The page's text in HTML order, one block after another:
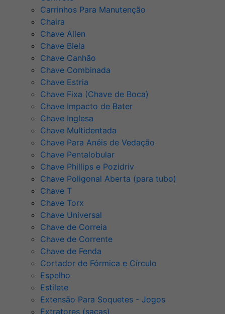
Carrinhos Para Manutenção
Chaira
Chave Allen
Chave Biela
Chave Canhão
Chave Combinada
Chave Estria
Chave Fixa (Chave de Boca)
Chave Impacto de Bater
Chave Inglesa
Chave Multidentada
Chave Para Anéis de Vedação
Chave Pentalobular
Chave Phillips e Pozidriv
Chave Poligonal Aberta (para tubo)
Chave T
Chave Torx
Chave Universal
Chave de Correia
Chave de Corrente
Chave de Fenda
Cortador de Fórmica e Círculo
Espelho
Estilete
Extensão Para Soquetes - Jogos
Extratores (sacas)